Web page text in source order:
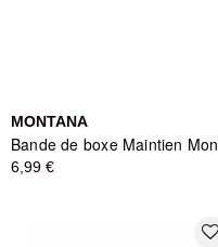
MONTANA
Bande de boxe Maintien
6,99 €
favorite_border